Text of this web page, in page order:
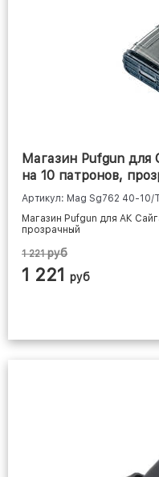
Магазин Pufgun
на 10 патронов,
Артикул: Mag Sg762 40-10/
Магазин Pufgun для АК
прозрачный
1 221руб
1 221 руб